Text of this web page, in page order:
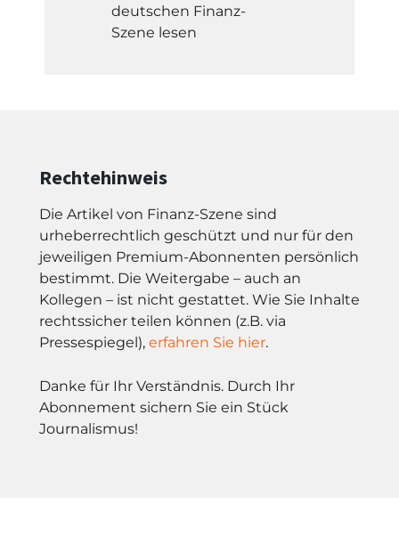
deutschen Finanz-
Szene lesen
Rechtehinweis
Die Artikel von Finanz-Szene sind
urheberrechtlich geschützt und nur für den
jeweiligen Premium-Abonnenten persönlich
bestimmt. Die Weitergabe – auch an
Kollegen – ist nicht gestattet. Wie Sie Inhalte
rechtssicher teilen können (z.B. via
Pressespiegel), erfahren Sie hier.
Danke für Ihr Verständnis. Durch Ihr
Abonnement sichern Sie ein Stück
Journalismus!